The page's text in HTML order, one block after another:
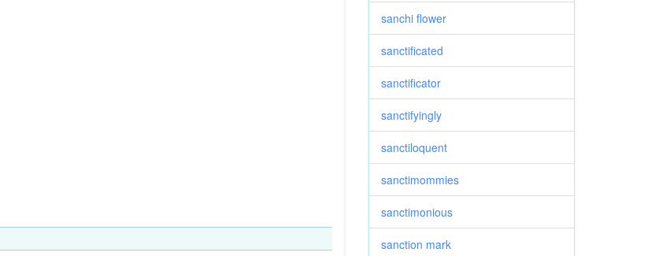
sanchi flower
sanctificated
sanctificator
sanctifyingly
sanctiloquent
sanctimommies
sanctimonious
sanction mark